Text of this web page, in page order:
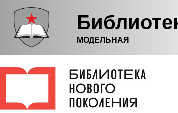
МОДЕЛЬНАЯ